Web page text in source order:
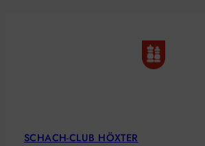
SCHACH-CLUB HÖXTER